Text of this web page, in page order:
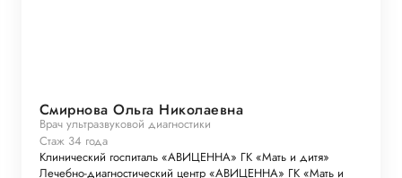
Смирнова Ольга Николаевна
Врач ультразвуковой диагностики
Стаж 34 года
Клинический госпиталь «АВИЦЕННА» ГК «Мать и дитя»
Лечебно-диагностический центр «АВИЦЕННА» ГК «Мать и